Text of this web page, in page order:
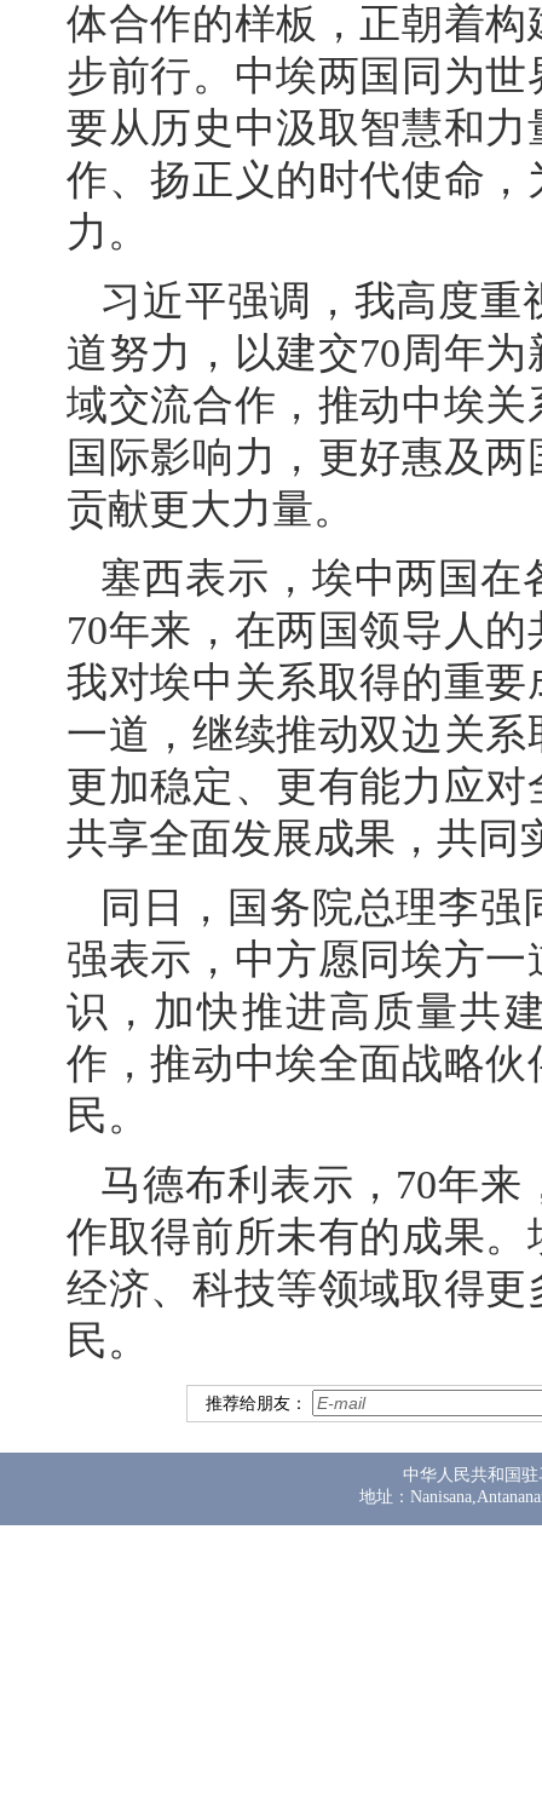
体合作的样板，正朝着
步前行。中埃两国同为
要从历史中汲取智慧和
作、扬正义的时代使命
力。
习近平强调，我高度
道努力，以建交70周年
域交流合作，推动中埃
国际影响力，更好惠及
贡献更大力量。
塞西表示，埃中两国在
70年来，在两国领导人
我对埃中关系取得的重
一道，继续推动双边关
更加稳定、更有能力应
共享全面发展成果，共同
同日，国务院总理李
强表示，中方愿同埃方
识，加快推进高质量共
作，推动中埃全面战略
民。
马德布利表示，70年
作取得前所未有的成果
经济、科技等领域取得
民。
推荐给朋友：
中华人民共和国
地址：